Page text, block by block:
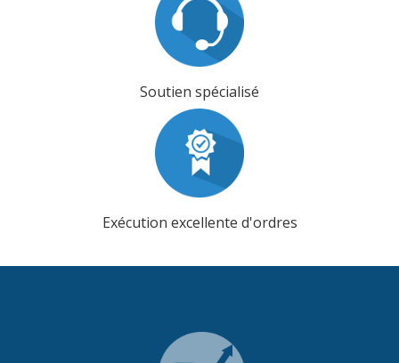
Soutien spécialisé
Exécution excellente d'ordres